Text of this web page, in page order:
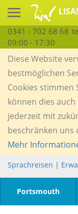
0341 - 702 68 68
09:00 - 17:30
Diese Website
bestmöglichen
Cookies stimmen
können dies
jederzeit mit
beschränken uns
Mehr
Sprachreisen |
Portsmouth